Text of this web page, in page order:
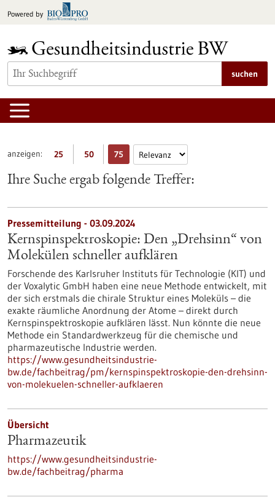
Inhalt
Powered by
suchen
anzeigen: 25 50 75
Ihre Suche ergab folgende Treffer:
Pressemitteilung - 03.09.2024
Kernspinspektroskopie: Den „Drehsinn“ von
Molekülen schneller aufklären
Forschende des Karlsruher Instituts für Technologie (KIT) und
der Voxalytic GmbH haben eine neue Methode entwickelt, mit
der sich erstmals die chirale Struktur eines Moleküls – die
exakte räumliche Anordnung der Atome – direkt durch
Kernspinspektroskopie aufklären lässt. Nun könnte die neue
Methode ein Standardwerkzeug für die chemische und
pharmazeutische Industrie werden.
https://www.gesundheitsindustrie-
bw.de/fachbeitrag/pm/kernspinspektroskopie-den-drehsinn-
von-molekuelen-schneller-aufklaeren
Übersicht
Pharmazeutik
https://www.gesundheitsindustrie-
bw.de/fachbeitrag/pharma